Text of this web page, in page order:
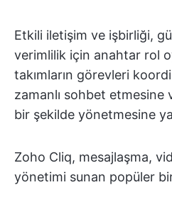
Etkili iletişim ve işbirliği,
verimlilik için anahtar rol
takımların görevleri
zamanlı sohbet etmesine
bir şekilde yönetmesine
Zoho Cliq, mesajlaşma,
yönetimi sunan popüler